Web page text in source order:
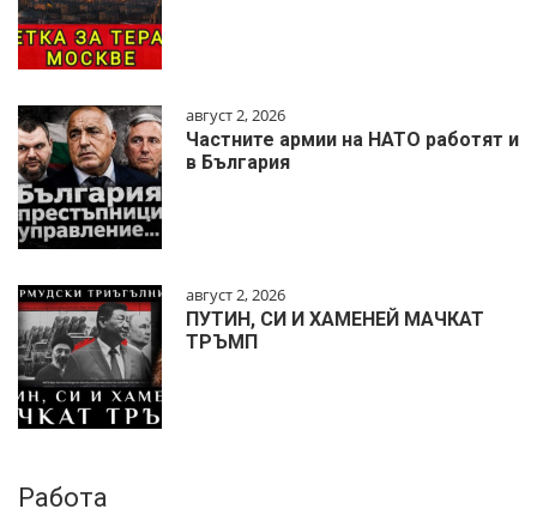
август 2, 2026
Частните армии на НАТО работят и
в България
август 2, 2026
ПУТИН, СИ И ХАМЕНЕЙ МАЧКАТ
ТРЪМП
Работа